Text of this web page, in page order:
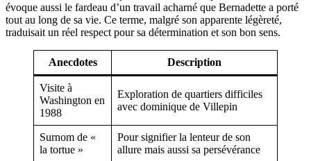
évoque aussi le fardeau d’un travail acharné que Bernadette a porté
tout au long de sa vie. Ce terme, malgré son apparente légèreté,
traduisait un réel respect pour sa détermination et son bon sens.
Anecdotes Description
Visite à
Washington en
1988
Exploration de quartiers difficiles
avec dominique de Villepin
Surnom de «
la tortue »
Pour signifier la lenteur de son
allure mais aussi sa persévérance